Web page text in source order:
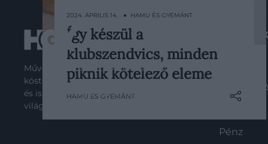
Több mint százéves múltra tekint
vissza a klubszendvics, de vajon
tudjuk, hogyan kell pontosan
elkészíteni? Cikkünkből kiderül.
2024. ÁPRILIS 14. ● HAMU ÉS GYÉMÁNT
Így készül a
klubszendvics, minden
piknik kötelező eleme
HAMU ÉS GYÉMÁNT
Művelődj, szórakozz, kíváncsiskodj,
kóstolgass
és ismerd meg a Hamu és Gyémánt
világát!
Pénz